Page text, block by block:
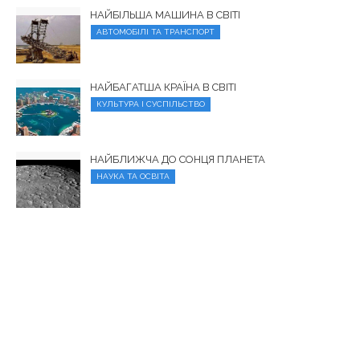
НАЙБІЛЬША МАШИНА В СВІТІ
АВТОМОБІЛІ ТА ТРАНСПОРТ
НАЙБАГАТША КРАЇНА В СВІТІ
КУЛЬТУРА І СУСПІЛЬСТВО
НАЙБЛИЖЧА ДО СОНЦЯ ПЛАНЕТА
НАУКА ТА ОСВІТА